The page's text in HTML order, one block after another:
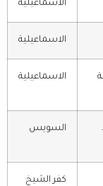
الاسماعيلية
الاسماعيلية
الاسماعيلية
السويس
كفر الشيخ